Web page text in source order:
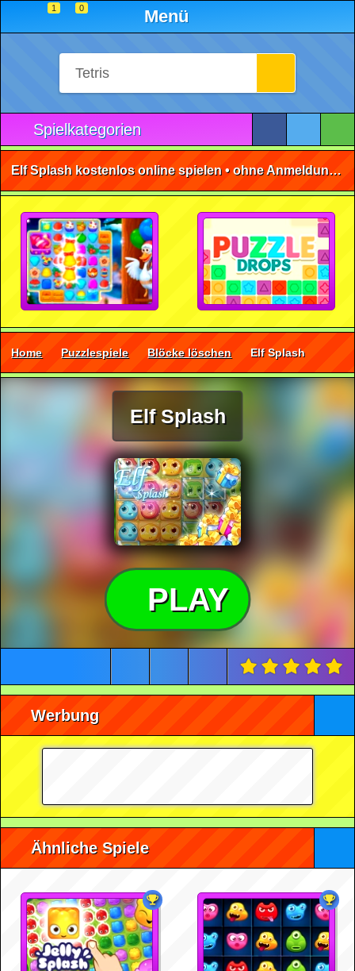
1 0 Menü
Spielkategorien
Elf Splash kostenlos online spielen • ohne Anmeldung 🕹️
Home Puzzlespiele Blöcke löschen Elf Splash
Elf Splash
PLAY
Werbung
Ähnliche Spiele